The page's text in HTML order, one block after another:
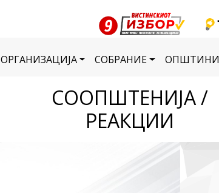
ОРГАНИЗАЦИЈА СОБРАНИЕ ОПШТИНИ
СООПШТЕНИЈА /
РЕАКЦИИ